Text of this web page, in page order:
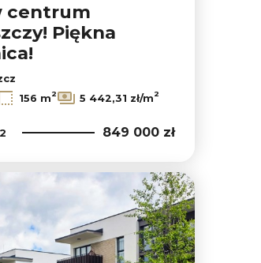
centrum
Piękna
156 m2 5 442,31 zł/m2
849 000 zł